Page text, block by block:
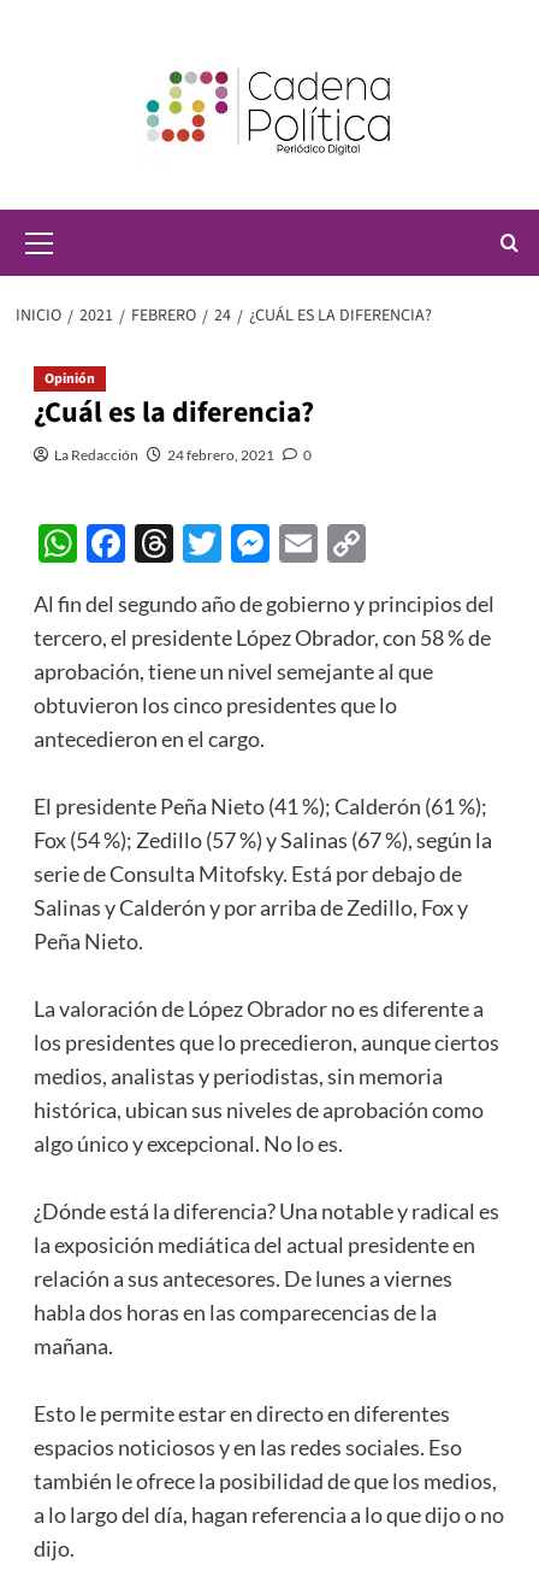
principal
INICIO 2021 FEBRERO 24 ¿CUÁL ES LA DIFERENCIA?
Opinión
¿Cuál es la diferencia?
La Redacción 24 febrero, 2021 0
WhatsApp
Facebook
Threads
Twitter
Messenger
EmailCopy
Al fin del segundo año de gobierno y principios del
tercero, el presidente López Obrador, con 58 % de
aprobación, tiene un nivel semejante al que
obtuvieron los cinco presidentes que lo
antecedieron en el cargo.
El presidente Peña Nieto (41 %); Calderón (61 %);
Fox (54 %); Zedillo (57 %) y Salinas (67 %), según la
serie de Consulta Mitofsky. Está por debajo de
Salinas y Calderón y por arriba de Zedillo, Fox y
Peña Nieto.
La valoración de López Obrador no es diferente a
los presidentes que lo precedieron, aunque ciertos
medios, analistas y periodistas, sin memoria
histórica, ubican sus niveles de aprobación como
algo único y excepcional. No lo es.
¿Dónde está la diferencia? Una notable y radical es
la exposición mediática del actual presidente en
relación a sus antecesores. De lunes a viernes
habla dos horas en las comparecencias de la
mañana.
Esto le permite estar en directo en diferentes
espacios noticiosos y en las redes sociales. Eso
también le ofrece la posibilidad de que los medios,
a lo largo del día, hagan referencia a lo que dijo o no
dijo.